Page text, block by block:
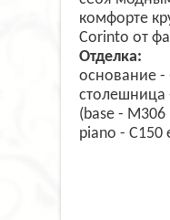
комфорте
Corinto от
Отделка:
основание -
столешница
(base -
piano -